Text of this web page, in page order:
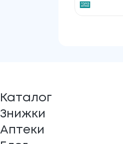
Каталог
Знижки
Аптеки